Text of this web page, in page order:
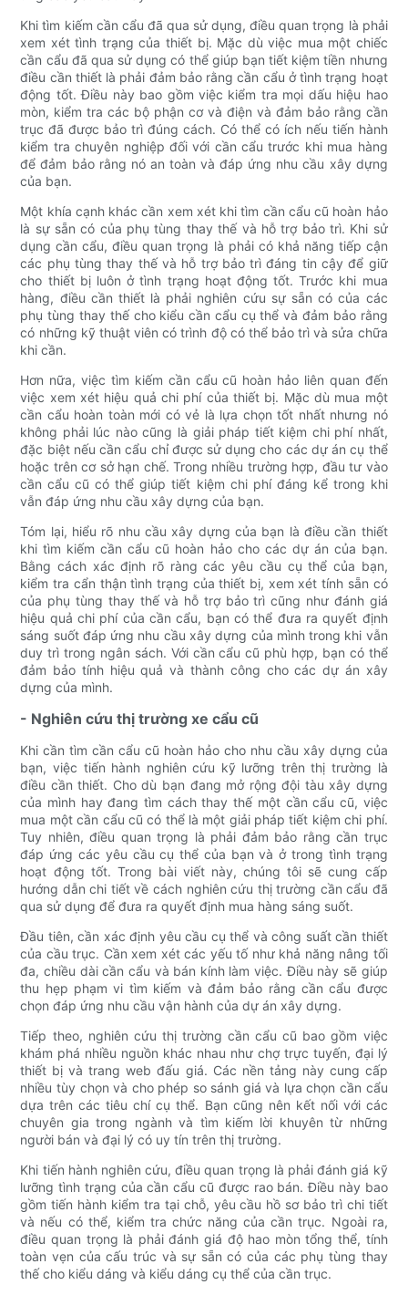
Khi tìm kiếm cần cẩu đã qua sử dụng, điều quan trọng là phải
xem xét tình trạng của thiết bị. Mặc dù việc mua một chiếc
cần cẩu đã qua sử dụng có thể giúp bạn tiết kiệm tiền nhưng
điều cần thiết là phải đảm bảo rằng cần cẩu ở tình trạng hoạt
động tốt. Điều này bao gồm việc kiểm tra mọi dấu hiệu hao
mòn, kiểm tra các bộ phận cơ và điện và đảm bảo rằng cần
trục đã được bảo trì đúng cách. Có thể có ích nếu tiến hành
kiểm tra chuyên nghiệp đối với cần cẩu trước khi mua hàng
để đảm bảo rằng nó an toàn và đáp ứng nhu cầu xây dựng
của bạn.
Một khía cạnh khác cần xem xét khi tìm cần cẩu cũ hoàn hảo
là sự sẵn có của phụ tùng thay thế và hỗ trợ bảo trì. Khi sử
dụng cần cẩu, điều quan trọng là phải có khả năng tiếp cận
các phụ tùng thay thế và hỗ trợ bảo trì đáng tin cậy để giữ
cho thiết bị luôn ở tình trạng hoạt động tốt. Trước khi mua
hàng, điều cần thiết là phải nghiên cứu sự sẵn có của các
phụ tùng thay thế cho kiểu cần cẩu cụ thể và đảm bảo rằng
có những kỹ thuật viên có trình độ có thể bảo trì và sửa chữa
khi cần.
Hơn nữa, việc tìm kiếm cần cẩu cũ hoàn hảo liên quan đến
việc xem xét hiệu quả chi phí của thiết bị. Mặc dù mua một
cần cẩu hoàn toàn mới có vẻ là lựa chọn tốt nhất nhưng nó
không phải lúc nào cũng là giải pháp tiết kiệm chi phí nhất,
đặc biệt nếu cần cẩu chỉ được sử dụng cho các dự án cụ thể
hoặc trên cơ sở hạn chế. Trong nhiều trường hợp, đầu tư vào
cần cẩu cũ có thể giúp tiết kiệm chi phí đáng kể trong khi
vẫn đáp ứng nhu cầu xây dựng của bạn.
Tóm lại, hiểu rõ nhu cầu xây dựng của bạn là điều cần thiết
khi tìm kiếm cần cẩu cũ hoàn hảo cho các dự án của bạn.
Bằng cách xác định rõ ràng các yêu cầu cụ thể của bạn,
kiểm tra cẩn thận tình trạng của thiết bị, xem xét tính sẵn có
của phụ tùng thay thế và hỗ trợ bảo trì cũng như đánh giá
hiệu quả chi phí của cần cẩu, bạn có thể đưa ra quyết định
sáng suốt đáp ứng nhu cầu xây dựng của mình trong khi vẫn
duy trì trong ngân sách. Với cần cẩu cũ phù hợp, bạn có thể
đảm bảo tính hiệu quả và thành công cho các dự án xây
dựng của mình.
- Nghiên cứu thị trường xe cẩu cũ
Khi cần tìm cần cẩu cũ hoàn hảo cho nhu cầu xây dựng của
bạn, việc tiến hành nghiên cứu kỹ lưỡng trên thị trường là
điều cần thiết. Cho dù bạn đang mở rộng đội tàu xây dựng
của mình hay đang tìm cách thay thế một cần cẩu cũ, việc
mua một cần cẩu cũ có thể là một giải pháp tiết kiệm chi phí.
Tuy nhiên, điều quan trọng là phải đảm bảo rằng cần trục
đáp ứng các yêu cầu cụ thể của bạn và ở trong tình trạng
hoạt động tốt. Trong bài viết này, chúng tôi sẽ cung cấp
hướng dẫn chi tiết về cách nghiên cứu thị trường cần cẩu đã
qua sử dụng để đưa ra quyết định mua hàng sáng suốt.
Đầu tiên, cần xác định yêu cầu cụ thể và công suất cần thiết
của cầu trục. Cần xem xét các yếu tố như khả năng nâng tối
đa, chiều dài cần cẩu và bán kính làm việc. Điều này sẽ giúp
thu hẹp phạm vi tìm kiếm và đảm bảo rằng cần cẩu được
chọn đáp ứng nhu cầu vận hành của dự án xây dựng.
Tiếp theo, nghiên cứu thị trường cần cẩu cũ bao gồm việc
khám phá nhiều nguồn khác nhau như chợ trực tuyến, đại lý
thiết bị và trang web đấu giá. Các nền tảng này cung cấp
nhiều tùy chọn và cho phép so sánh giá và lựa chọn cần cẩu
dựa trên các tiêu chí cụ thể. Bạn cũng nên kết nối với các
chuyên gia trong ngành và tìm kiếm lời khuyên từ những
người bán và đại lý có uy tín trên thị trường.
Khi tiến hành nghiên cứu, điều quan trọng là phải đánh giá kỹ
lưỡng tình trạng của cần cẩu cũ được rao bán. Điều này bao
gồm tiến hành kiểm tra tại chỗ, yêu cầu hồ sơ bảo trì chi tiết
và nếu có thể, kiểm tra chức năng của cần trục. Ngoài ra,
điều quan trọng là phải đánh giá độ hao mòn tổng thể, tính
toàn vẹn của cấu trúc và sự sẵn có của các phụ tùng thay
thế cho kiểu dáng và kiểu dáng cụ thể của cần trục.